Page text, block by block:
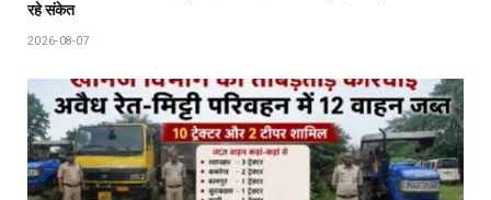
रहे संकेत
2026-08-07